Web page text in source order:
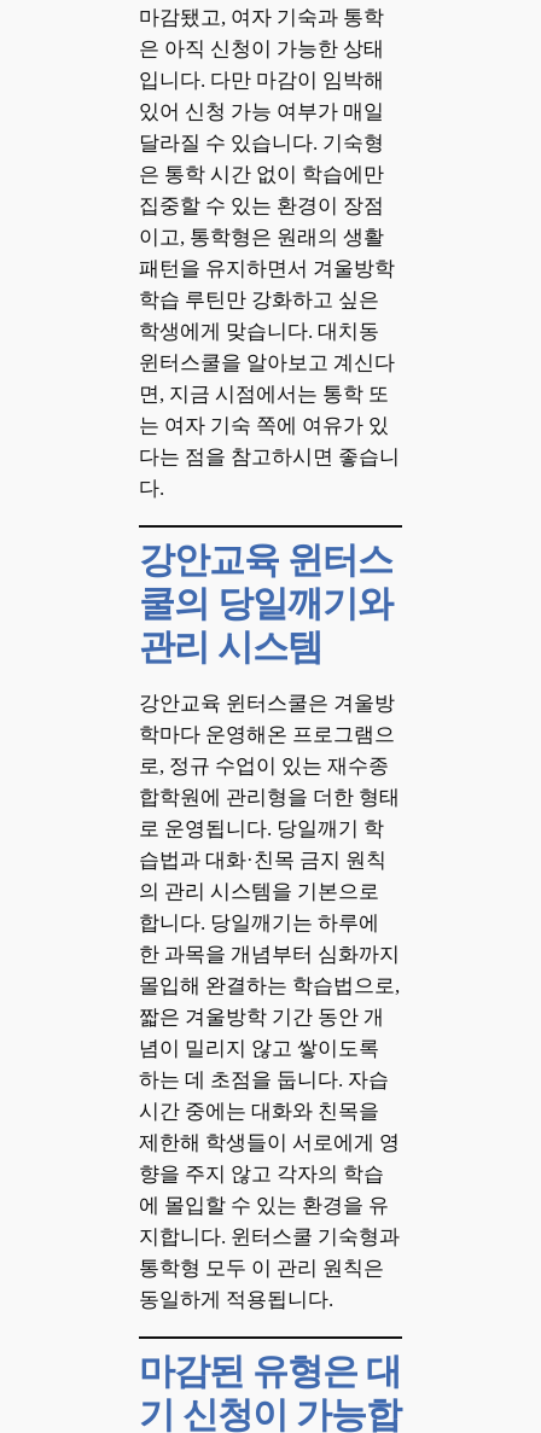
마감됐고, 여자 기숙과 통학
은 아직 신청이 가능한 상태
입니다. 다만 마감이 임박해
있어 신청 가능 여부가 매일
달라질 수 있습니다. 기숙형
은 통학 시간 없이 학습에만
집중할 수 있는 환경이 장점
이고, 통학형은 원래의 생활
패턴을 유지하면서 겨울방학
학습 루틴만 강화하고 싶은
학생에게 맞습니다. 대치동
윈터스쿨을 알아보고 계신다
면, 지금 시점에서는 통학 또
는 여자 기숙 쪽에 여유가 있
다는 점을 참고하시면 좋습니
다.
강안교육 윈터스
쿨의 당일깨기와
관리 시스템
강안교육 윈터스쿨은 겨울방
학마다 운영해온 프로그램으
로, 정규 수업이 있는 재수종
합학원에 관리형을 더한 형태
로 운영됩니다. 당일깨기 학
습법과 대화·친목 금지 원칙
의 관리 시스템을 기본으로
합니다. 당일깨기는 하루에
한 과목을 개념부터 심화까지
몰입해 완결하는 학습법으로,
짧은 겨울방학 기간 동안 개
념이 밀리지 않고 쌓이도록
하는 데 초점을 둡니다. 자습
시간 중에는 대화와 친목을
제한해 학생들이 서로에게 영
향을 주지 않고 각자의 학습
에 몰입할 수 있는 환경을 유
지합니다. 윈터스쿨 기숙형과
통학형 모두 이 관리 원칙은
동일하게 적용됩니다.
마감된 유형은 대
기 신청이 가능합